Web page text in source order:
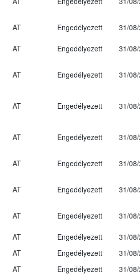
AT Engedélyezett
31/
AT Engedélyezett
31/
AT Engedélyezett 31/
AT Engedélyezett 31/
AT Engedélyezett 31/
AT Engedélyezett
31/
AT Engedélyezett 31/
AT Engedélyezett
31/
AT Engedélyezett
31/
AT Engedélyezett
31/
AT Engedélyezett 31/